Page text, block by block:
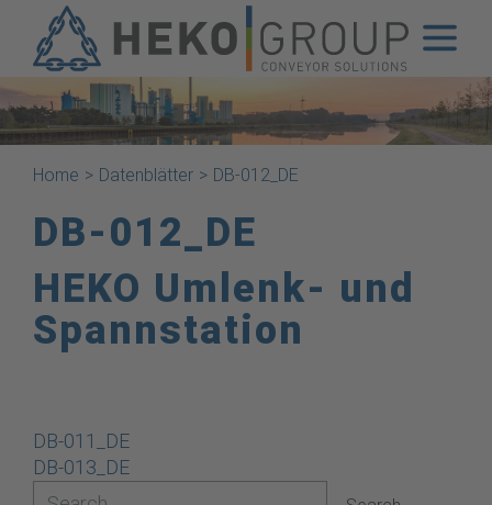
Home > Datenblätter > DB-012_DE
DB-012_DE
HEKO Umlenk- und
Spannstation
Beitragsnavigation
DB-011_DE
DB-013_DE